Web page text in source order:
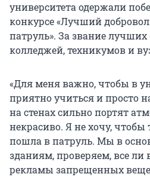
университета одержали
конкурсе «Лучший
патруль». За звание
колледжей, техникумов и
«Для меня важно, чтобы в
приятно учиться и просто
на стенах сильно портят
некрасиво. Я не хочу,
пошла в патруль. Мы в
зданиям, проверяем, все ли
рекламы запрещенных